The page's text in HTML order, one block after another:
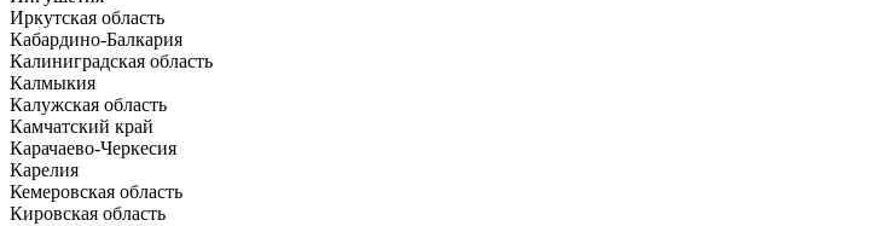
Иркутская область
Кабардино-Балкария
Калиниградская область
Калмыкия
Калужская область
Камчатский край
Карачаево-Черкесия
Карелия
Кемеровская область
Кировская область